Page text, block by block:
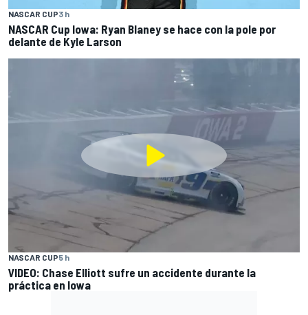
NASCAR CUP3 h
NASCAR Cup Iowa: Ryan Blaney se hace con la pole por
delante de Kyle Larson
NASCAR CUP5 h
VIDEO: Chase Elliott sufre un accidente durante la
práctica en Iowa